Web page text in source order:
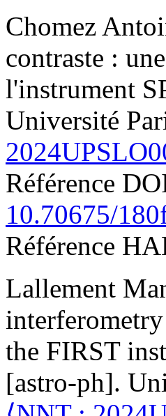
Chomez
contraste :
l'instrument
Université
Référence
10.70675/
Référence
Lallement
the FIRST
[astro-ph].